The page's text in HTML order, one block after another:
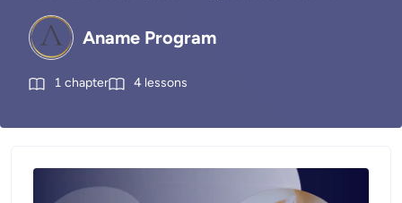
Aname Program
1 chapter 4 lessons